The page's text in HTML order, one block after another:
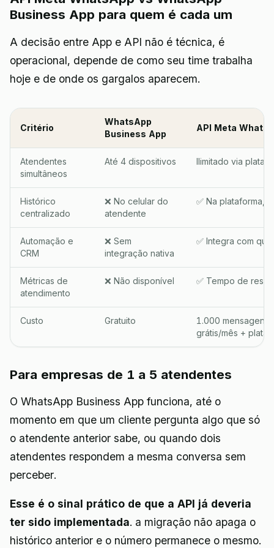
Business App para quem é cada um
A decisão entre App e API não é técnica, é
operacional, depende de como seu time trabalha
hoje e de onde os gargalos aparecem.
Critério
WhatsApp
Business App
API Meta
Atendentes
simultâneos
Até 4 dispositivos Ilimitado via
Histórico
centralizado
❌ No celular do
atendente
✅ Na plataforma,
Automação e
CRM
❌ Sem
integração nativa
✅ Integra com
Métricas de
atendimento
❌ Não disponível ✅ Tempo de
Custo Gratuito
1.000 mensagens
grátis/mês +
Para empresas de 1 a 5 atendentes
O WhatsApp Business App funciona, até o
momento em que um cliente pergunta algo que só
o atendente anterior sabe, ou quando dois
atendentes respondem a mesma conversa sem
perceber.
Esse é o sinal prático de que a API já deveria
ter sido implementada. a migração não apaga o
histórico anterior e o número permanece o mesmo.